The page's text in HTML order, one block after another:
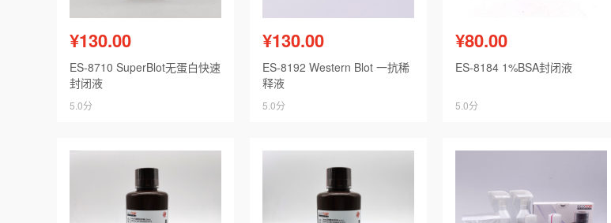
¥130.00
ES-8710 SuperBlot无蛋白快速
封闭液
5.0分
¥130.00
ES-8192 Western Blot 一抗稀
释液
5.0分
¥80.00
ES-8184 1%BSA封闭液
5.0分